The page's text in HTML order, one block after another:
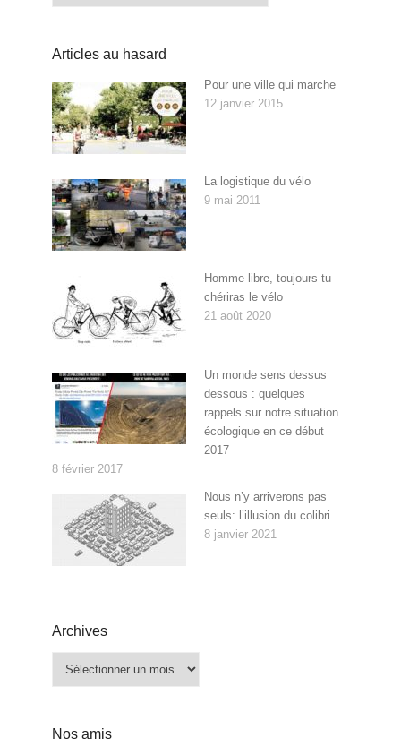
Articles au hasard
Pour une ville qui marche
12 janvier 2015
La logistique du vélo
9 mai 2011
Homme libre, toujours tu
chériras le vélo
21 août 2020
Un monde sens dessus
dessous : quelques
rappels sur notre situation
écologique en ce début
2017
8 février 2017
Nous n’y arriverons pas
seuls: l’illusion du colibri
8 janvier 2021
Archives
Archives
Nos amis